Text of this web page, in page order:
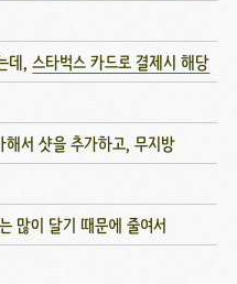
데,스타벅스 카드로 결제시 해당
해서 샷을 추가하고, 무지방
많이 달기 때문에 줄여서